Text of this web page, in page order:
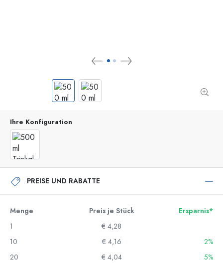
Ihre Konfiguration
PREISE UND RABATTE
Menge Preis je Stück
Ersparnis*
1
€ 4,28
10
€ 4,16
2%
20
€ 4,04
5%